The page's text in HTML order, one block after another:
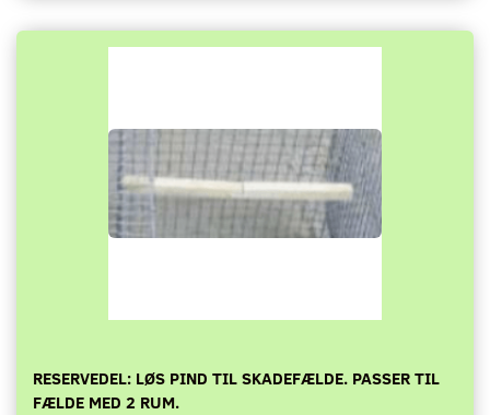
RESERVEDEL: LØS PIND TIL SKADEFÆLDE. PASSER TIL
FÆLDE MED 2 RUM.